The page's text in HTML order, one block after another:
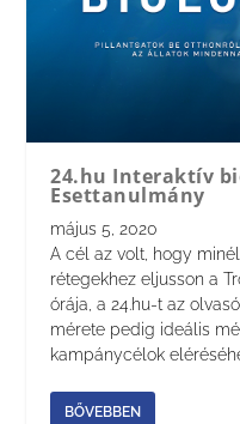
24.hu Interaktív
Esettanulmány
május 5, 2020
A cél az volt, hogy
rétegekhez eljusson a
órája, a 24.hu-t az
mérete pedig ideális
kampánycélok
BŐVEBBEN